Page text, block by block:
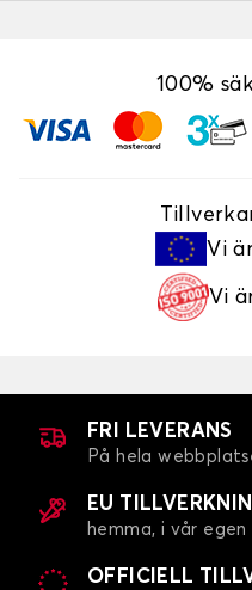
100%
Vi
Vi
FRI LEVERANS
På hela
EU
hemma, i vår
OFFICIELL